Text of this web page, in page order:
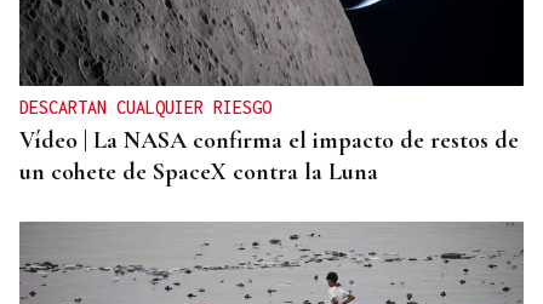
DESCARTAN CUALQUIER RIESGO
Vídeo | La NASA confirma el impacto de restos de
un cohete de SpaceX contra la Luna